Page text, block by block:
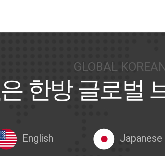
GLOBAL
은 한방 글로벌
English Japanese